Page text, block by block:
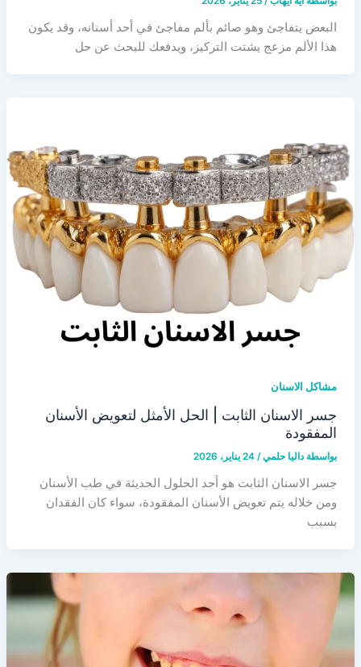
البعض يتفاجئ وهو صائم بألم مفاجئ في أحد أسنانه، وقد يكون
هذا الألم مزعج يشتت التركيز، ويدفعك للبحث عن حل
مشاكل الاسنان
جسر الاسنان الثابت | الحل الأمثل لتعويض الأسنان
المفقودة
بواسطة داليا حلمي/ 24 يناير، 2026
جسر الاسنان الثابت هو أحد الحلول الحديثة في طب الأسنان
ومن خلاله يتم تعويض الأسنان المفقودة، سواء كان الفقدان
بسبب